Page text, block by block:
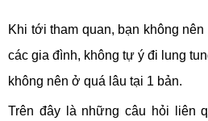
Khi tới tham quan, bạn không
các gia đình, không tự ý đi lung
không nên ở quá lâu tại 1 bản.
Trên đây là những câu hỏi liên